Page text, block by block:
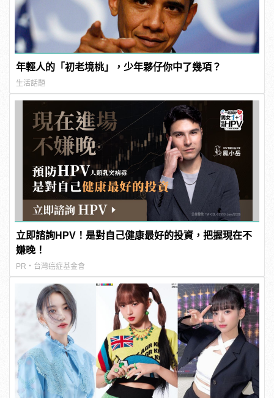
年輕人的「初老境桃」，少年夥仔你中了幾項？
生活話題
立即諮詢HPV！是對自己健康最好的投資，把握現在不
嫌晚！
PR・台灣癌症基金會